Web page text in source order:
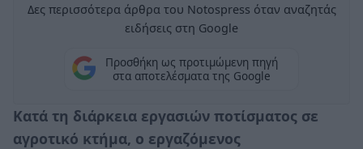
Δες περισσότερα άρθρα του Notospress όταν αναζητάς
ειδήσεις στη Google
Προσθήκη ως προτιμώμενη πηγή
στα αποτελέσματα της Google
Κατά τη διάρκεια εργασιών ποτίσματος σε
αγροτικό κτήμα, ο εργαζόμενος